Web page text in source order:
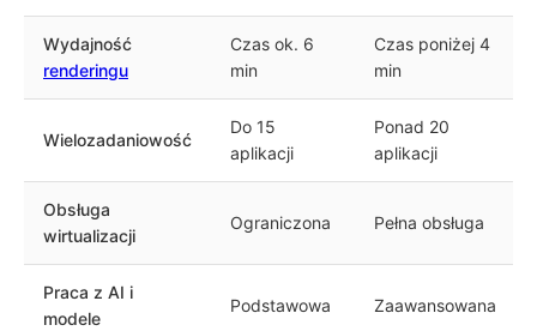
Wydajność
renderingu
Czas ok. 6
min
Czas poniżej 4
min
Wielozadaniowość
Do 15
aplikacji
Ponad 20
aplikacji
Obsługa
wirtualizacji
Ograniczona Pełna obsługa
Praca z AI i
modele
Podstawowa Zaawansowana